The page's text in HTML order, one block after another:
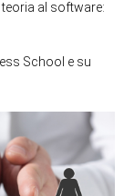
al software:
School e su